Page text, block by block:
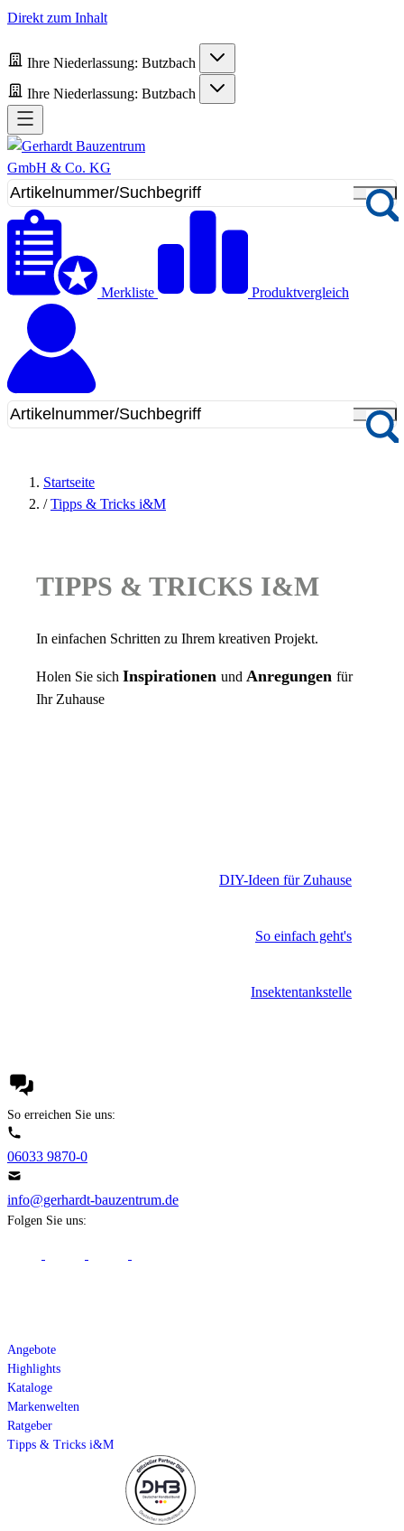
Direkt zum Inhalt
Ihre Niederlassung: Butzbach
Ihre Niederlassung: Butzbach
Merkliste Produktvergleich
Startseite
/ Tipps & Tricks i&M
TIPPS & TRICKS I&M
In einfachen Schritten zu Ihrem kreativen Projekt.
Holen Sie sich Inspirationen und Anregungen für
Ihr Zuhause
DIY-Ideen für Zuhause
So einfach geht's
Insektentankstelle
So erreichen Sie uns:
06033 9870-0
info@gerhardt-bauzentrum.de
Folgen Sie uns:
Angebote
Highlights
Kataloge
Markenwelten
Ratgeber
Tipps & Tricks i&M